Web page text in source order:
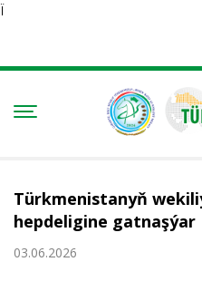
Ï
Türkmenistanyň
hepdeligine gatnaşýar
03.06.2026